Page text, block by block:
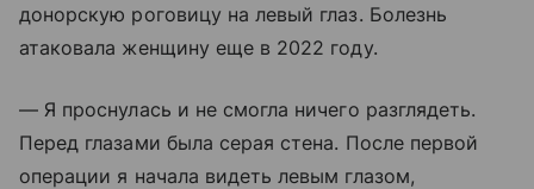
донорскую роговицу на левый глаз. Болезнь
атаковала женщину еще в 2022 году.
— Я проснулась и не смогла ничего разглядеть.
Перед глазами была серая стена. После первой
операции я начала видеть левым глазом,